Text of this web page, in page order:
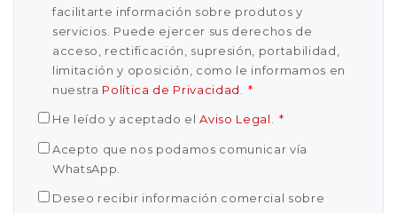
facilitarte información sobre produtos y
servicios. Puede ejercer sus derechos de
acceso, rectificación, supresión, portabilidad,
limitación y oposición, como le informamos en
nuestra Política de Privacidad *
He leído y aceptado elAviso Legal *
Acepto que nos podamos comunicar vía
WhatsApp.
Deseo recibir información comercial sobre